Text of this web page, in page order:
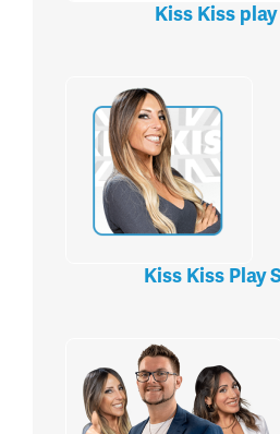
Kiss Kiss
Kiss Kiss Play